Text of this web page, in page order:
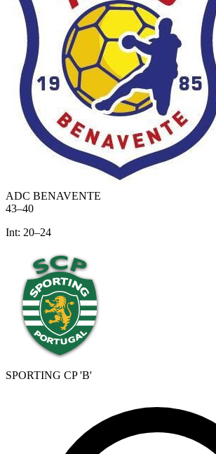
ADC BENAVENTE
43–40
Int: 20–24
SPORTING CP 'B'